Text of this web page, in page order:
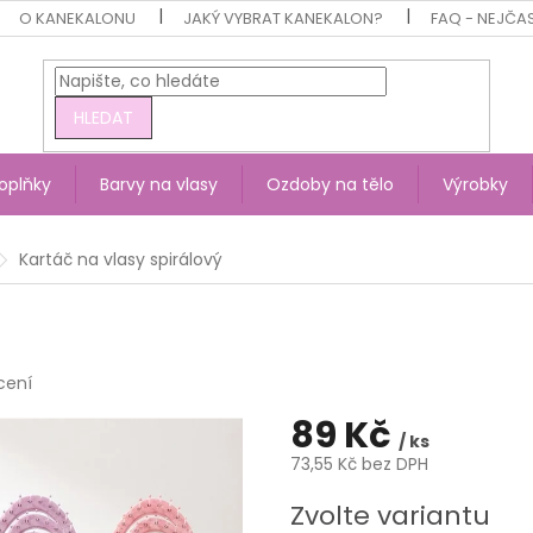
O KANEKALONU JAKÝ VYBRAT KANEKALON? FAQ -
HLEDAT
Barvy na vlasy Ozdoby na tělo Výrobky
Kartáč na vlasy spirálový
89 Kč / ks
73,55 Kč bez DPH
cena:
Zvolte variantu